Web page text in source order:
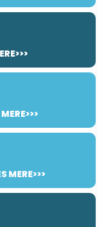
MERE>>>